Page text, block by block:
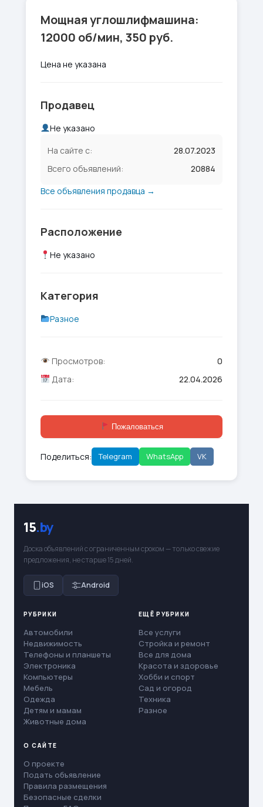
Мощная углошлифмашина:
12000 об/мин, 350 руб.
Цена не указана
Продавец
Не указано
На сайте с:
28.07.2023
Всего объявлений:
20884
Все объявления продавца →
Расположение
Не указано
Категория
Разное
Просмотров:
0
Дата:
22.04.2026
Пожаловаться
Поделиться: Telegram WhatsApp VK
15.by
Доска объявлений с ограниченным сроком — только свежие
предложения, не старше 15 дней.
iOS Android
РУБРИКИ
Автомобили
Недвижимость
Телефоны и планшеты
Электроника
Компьютеры
Мебель
Одежда
Детям и мамам
Животные дома
ЕЩЁ РУБРИКИ
Все услуги
Стройка и ремонт
Все для дома
Красота и здоровье
Хобби и спорт
Сад и огород
Техника
Разное
О САЙТЕ
О проекте
Подать объявление
Правила размещения
Безопасные сделки